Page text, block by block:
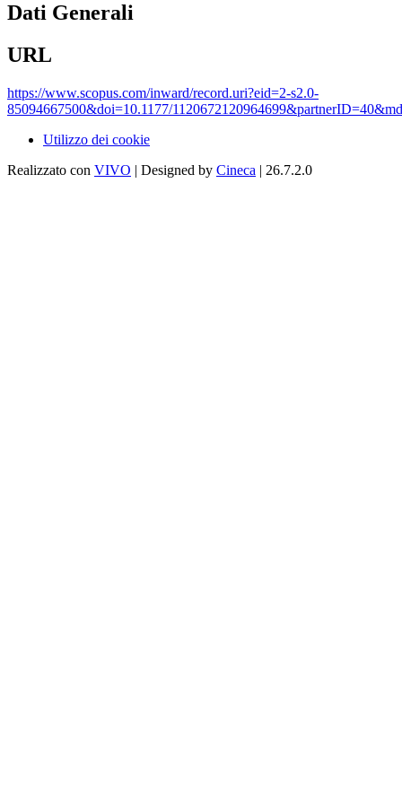
Dati Generali
URL
https://www.scopus.com/inward/record.uri?eid=2-s2.0-
85094667500&doi=10.1177/
Utilizzo dei cookie
Realizzato con VIVO | Designed by Cineca | 26.7.2.0